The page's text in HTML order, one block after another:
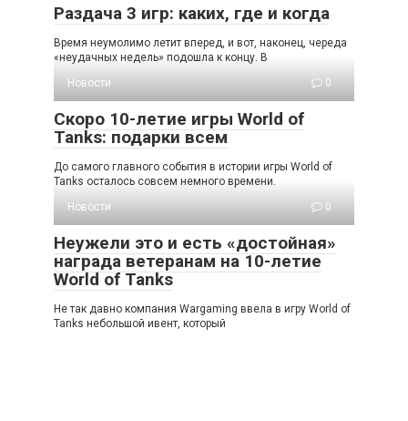
Раздача 3 игр: каких, где и когда
Время неумолимо летит вперед, и вот, наконец, череда
«неудачных недель» подошла к концу. В
Новости
0
Скоро 10-летие игры World of
Tanks: подарки всем
До самого главного события в истории игры World of
Tanks осталось совсем немного времени.
Новости
0
Неужели это и есть «достойная»
награда ветеранам на 10-летие
World of Tanks
Не так давно компания Wargaming ввела в игру World of
Tanks небольшой ивент, который